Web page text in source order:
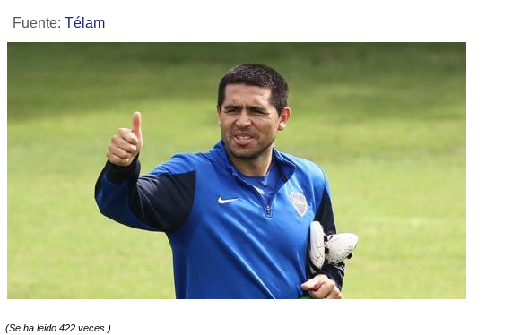
Fuente: Télam
(Se ha leido 422 veces.)